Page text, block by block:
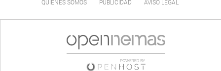
QUIÉNES SOMOS PUBLICIDAD AVISO LEGAL